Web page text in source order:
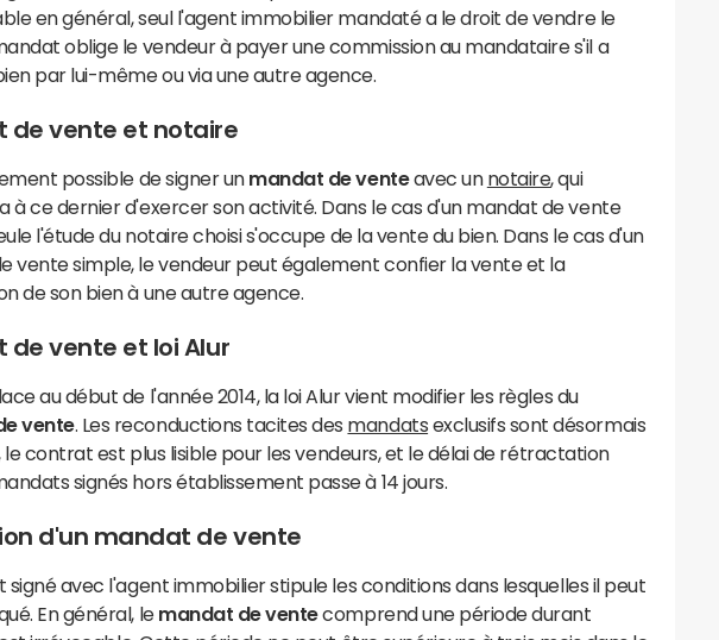
en général, seul l'agent immobilier mandaté a le droit de vendre le
oblige le vendeur à payer une commission au mandataire s'il a
par lui-même ou via une autre agence.
de vente et notaire
possible de signer un mandat de venteavec un notaire, qui
à ce dernier d'exercer son activité. Dans le cas d'un mandat de vente
l'étude du notaire choisi s'occupe de la vente du bien. Dans le cas d'un
vente simple, le vendeur peut également confier la vente et la
de son bien à une autre agence.
de vente et loi Alur
au début de l'année 2014, la loi Alur vient modifier les règles du
vente. Les reconductions tacites des mandats exclusifs sont désormais
le contrat est plus lisible pour les vendeurs, et le délai de rétractation
signés hors établissement passe à 14 jours.
d'un mandat de vente
signé avec l'agent immobilier stipule les conditions dans lesquelles il peut
En général, le mandat de ventecomprend une période durant